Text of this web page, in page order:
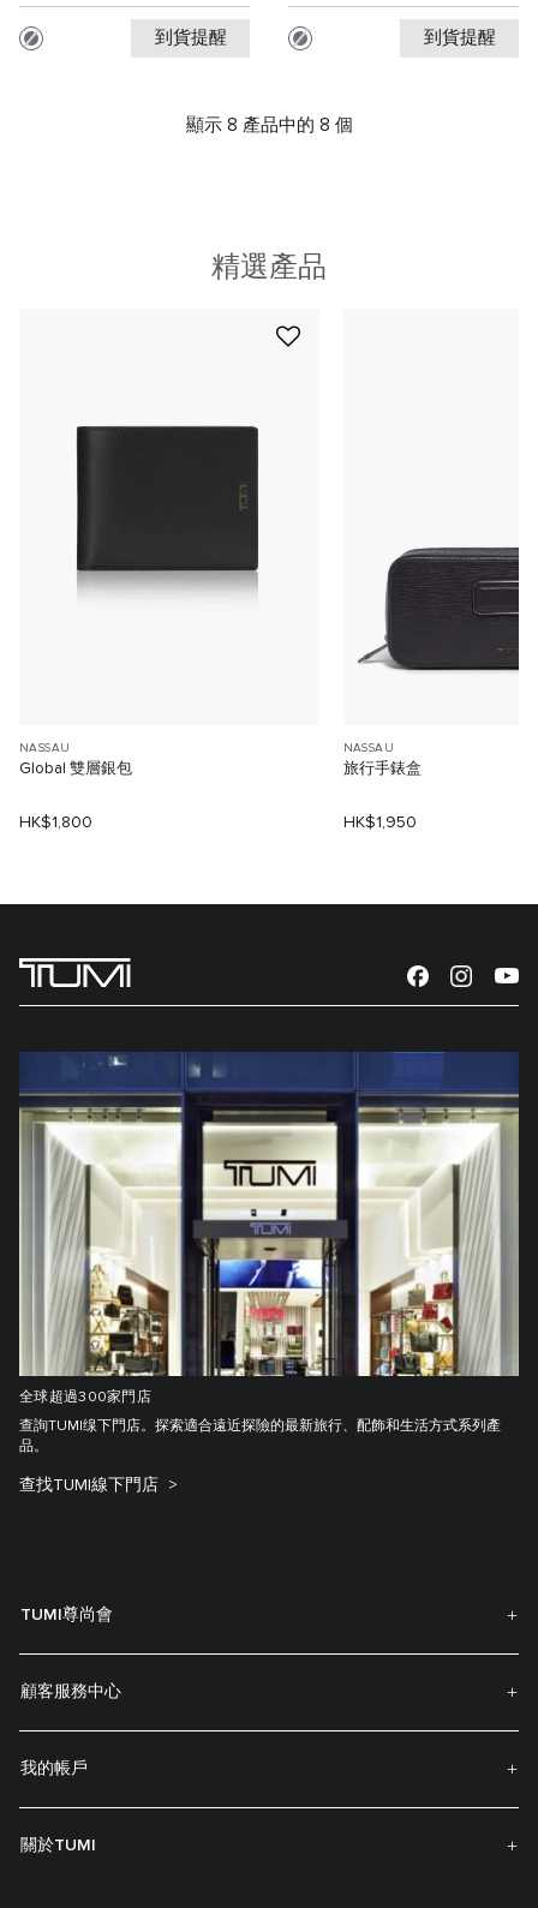
到貨提醒 到貨提醒
顯示 8 產品中的 8 個
精選產品
NASSAU
Global 雙層銀包
HK$1,800
NASSAU
旅行手錶盒
HK$1,950
全球超過300家門店
查詢TUMI缐下門店。探索適合遠近探險的最新旅行、配飾和生活方式系列產
品。
查找TUMI線下門店
TUMI尊尚會
顧客服務中心
我的帳戶
關於TUMI